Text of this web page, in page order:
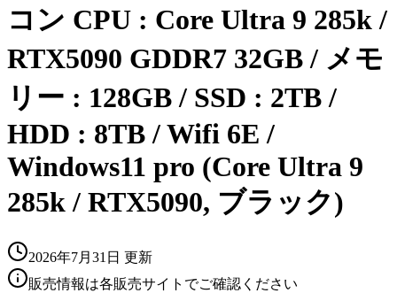
コン CPU : Core Ultra 9 285k /
RTX5090 GDDR7 32GB / メモ
リー : 128GB / SSD : 2TB /
HDD : 8TB / Wifi 6E /
Windows11 pro (Core Ultra 9
285k / RTX5090, ブラック)
2026年7月31日 更新
販売情報は各販売サイトでご確認ください